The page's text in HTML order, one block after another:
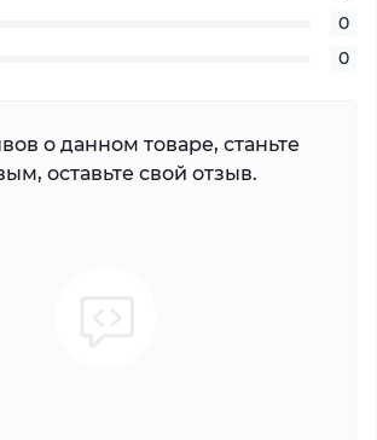
0
0
о данном товаре, станьте
оставьте свой отзыв.